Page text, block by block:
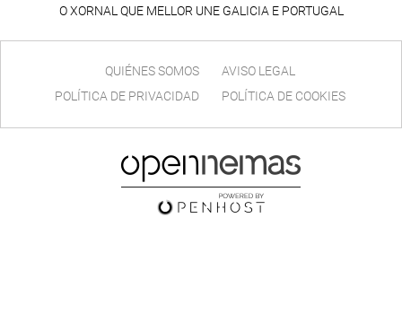
O XORNAL QUE MELLOR UNE GALICIA E PORTUGAL
QUIÉNES SOMOS
AVISO LEGAL
POLÍTICA DE PRIVACIDAD
POLÍTICA DE COOKIES